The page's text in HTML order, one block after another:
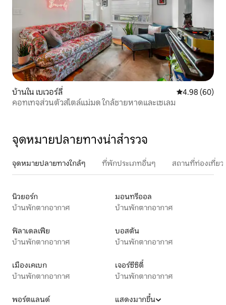
บ้านใน เบเวอร์ลี่ คะแนนเฉลี่ย
4.98 (60)
คอทเทจส่วนตัวสไตล์แม่มด ใกล้ชายหาดและเซเลม
จุดหมายปลายทางน่าสำรวจ
จุดหมายปลายทางใกล้ๆ ที่พักประเภทอื่นๆ สถานที่ท่องเที่ย
นิวยอร์ก
บ้านพักตากอากาศ
มอนทรีออล
บ้านพักตากอากาศ
ฟิลาเดลเฟีย
บ้านพักตากอากาศ
บอสตัน
บ้านพักตากอากาศ
เมืองเคเบก
บ้านพักตากอากาศ
เจอร์ซีซิตี้
บ้านพักตากอากาศ
พอร์ตแลนด์
แสดงมากขึ้น